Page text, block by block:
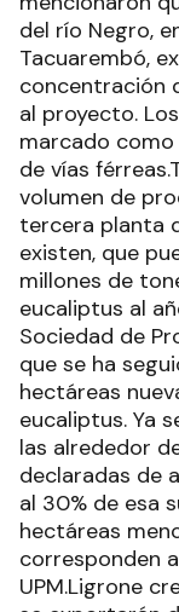
del río Negro,
Tacuarembó,
concentración
al proyecto.
marcado
de vías
volumen de
tercera planta
existen, que
millones de
eucaliptus al
Sociedad de
que se ha
hectáreas
eucaliptus. Ya
las alrededor
declaradas de
al 30% de esa
hectáreas
corresponden
UPM.Ligrone